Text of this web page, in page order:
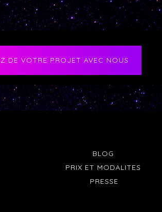
DE VOTRE PROJET AVEC NOUS
BLOG
PRIX ET MODALITES
PRESSE